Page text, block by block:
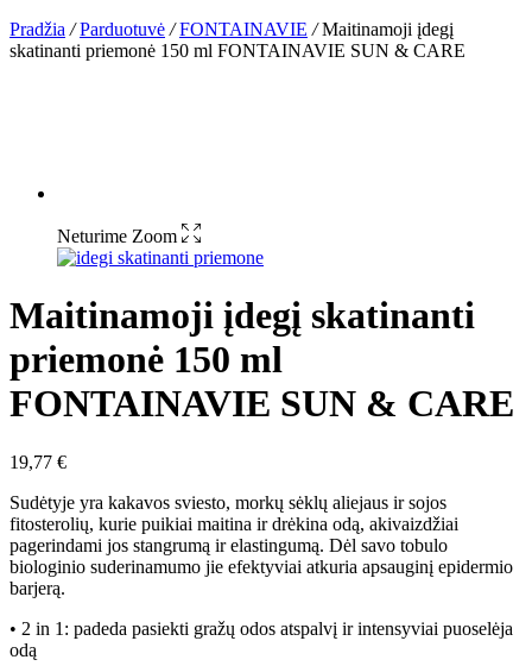
Pradžia / Parduotuvė / FONTAINAVIE /Maitinamoji įdegį
skatinanti priemonė 150 ml FONTAINAVIE SUN & CARE
Neturime Zoom
Maitinamoji įdegį skatinanti
priemonė 150 ml
FONTAINAVIE SUN & CARE
19,77 €
Sudėtyje yra kakavos sviesto, morkų sėklų aliejaus ir sojos
fitosterolių, kurie puikiai maitina ir drėkina odą, akivaizdžiai
pagerindami jos stangrumą ir elastingumą. Dėl savo tobulo
biologinio suderinamumo jie efektyviai atkuria apsauginį epidermio
barjerą.
• 2 in 1: padeda pasiekti gražų odos atspalvį ir intensyviai puoselėja
odą